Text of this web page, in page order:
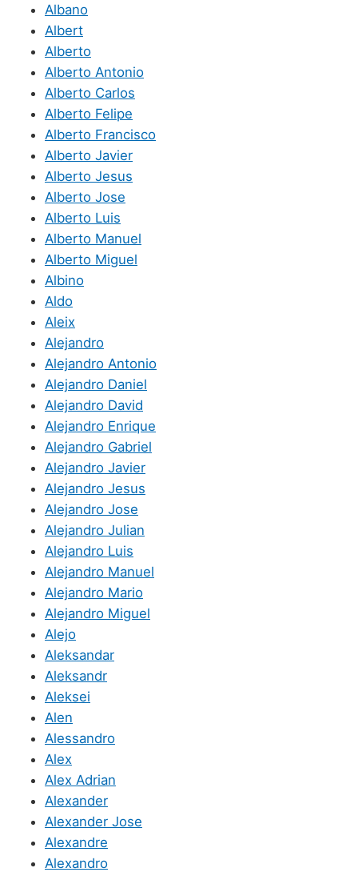
Albano
Albert
Alberto
Alberto Antonio
Alberto Carlos
Alberto Felipe
Alberto Francisco
Alberto Javier
Alberto Jesus
Alberto Jose
Alberto Luis
Alberto Manuel
Alberto Miguel
Albino
Aldo
Aleix
Alejandro
Alejandro Antonio
Alejandro Daniel
Alejandro David
Alejandro Enrique
Alejandro Gabriel
Alejandro Javier
Alejandro Jesus
Alejandro Jose
Alejandro Julian
Alejandro Luis
Alejandro Manuel
Alejandro Mario
Alejandro Miguel
Alejo
Aleksandar
Aleksandr
Aleksei
Alen
Alessandro
Alex
Alex Adrian
Alexander
Alexander Jose
Alexandre
Alexandro